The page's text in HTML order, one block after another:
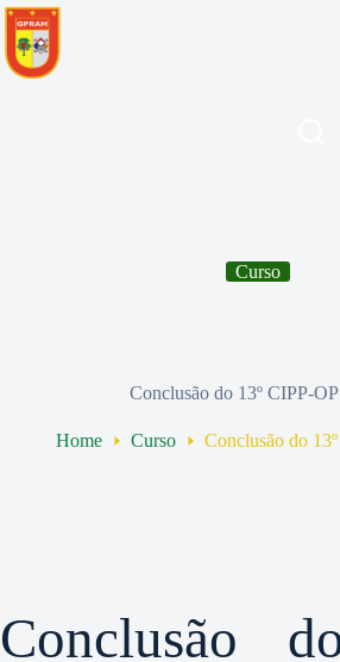
Pular
para
o
conteúdo
Curso
Conclusão do 13º CIPP-OP
Home Curso Conclusão do
Conclusão